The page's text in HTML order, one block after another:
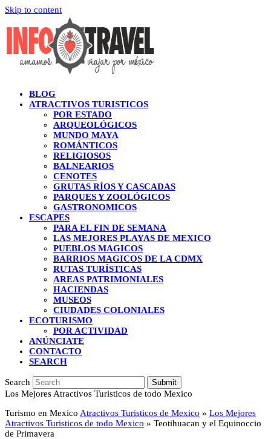
Skip to content
BLOG
ATRACTIVOS TURISTICOS
POR ESTADO
ARQUEOLÓGICOS
MUNDO MAYA
ROMÁNTICOS
RELIGIOSOS
BALNEARIOS
CENOTES
GRUTAS RÍOS Y CASCADAS
PARQUES Y ZOOLÓGICOS
GASTRONOMICOS
ESCAPES
PARA EL FIN DE SEMANA
LAS MEJORES PLAYAS DE MEXICO
PUEBLOS MAGICOS
BARRIOS MAGICOS DE LA CDMX
RUTAS TURÍSTICAS
AREAS PATRIMONIALES
HACIENDAS
MUSEOS
CIUDADES COLONIALES
ECOTURISMO
POR ACTIVIDAD
ANÚNCIATE
CONTACTO
SEARCH
Search Submit
Los Mejores Atractivos Turisticos de todo Mexico
Turismo en Mexico Atractivos Turisticos de Mexico » Los Mejores
Atractivos Turisticos de todo Mexico » Teotihuacan y el Equinoccio
de Primavera